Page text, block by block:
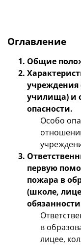
Оглавление
Общие
училища) и
опасности.
Особо
первую
пожара в
(школе,
в
лицее,